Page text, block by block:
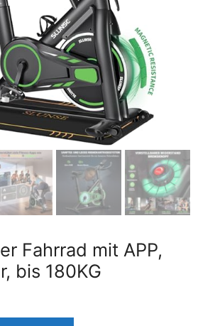
Fahrrad mit APP,
bis 180KG